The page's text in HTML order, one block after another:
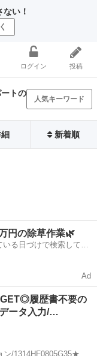
い！
ログイン 投稿
トの
人気キーワード
新着順
円の除草作業🌿
る日づけで検索して即
Ad
履歴書不要の
ータ入力/…